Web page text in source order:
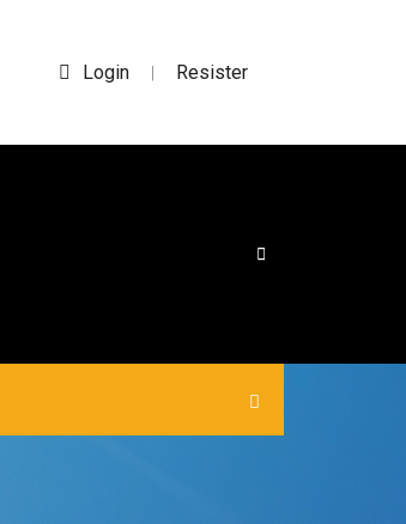
Login | Resister